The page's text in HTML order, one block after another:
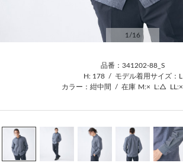
1 /16
品番：341202-88_S
H: 178
/
モデル着用サイズ：L
カラー：紺中間
/ 在庫 M:× L:△ LL:×